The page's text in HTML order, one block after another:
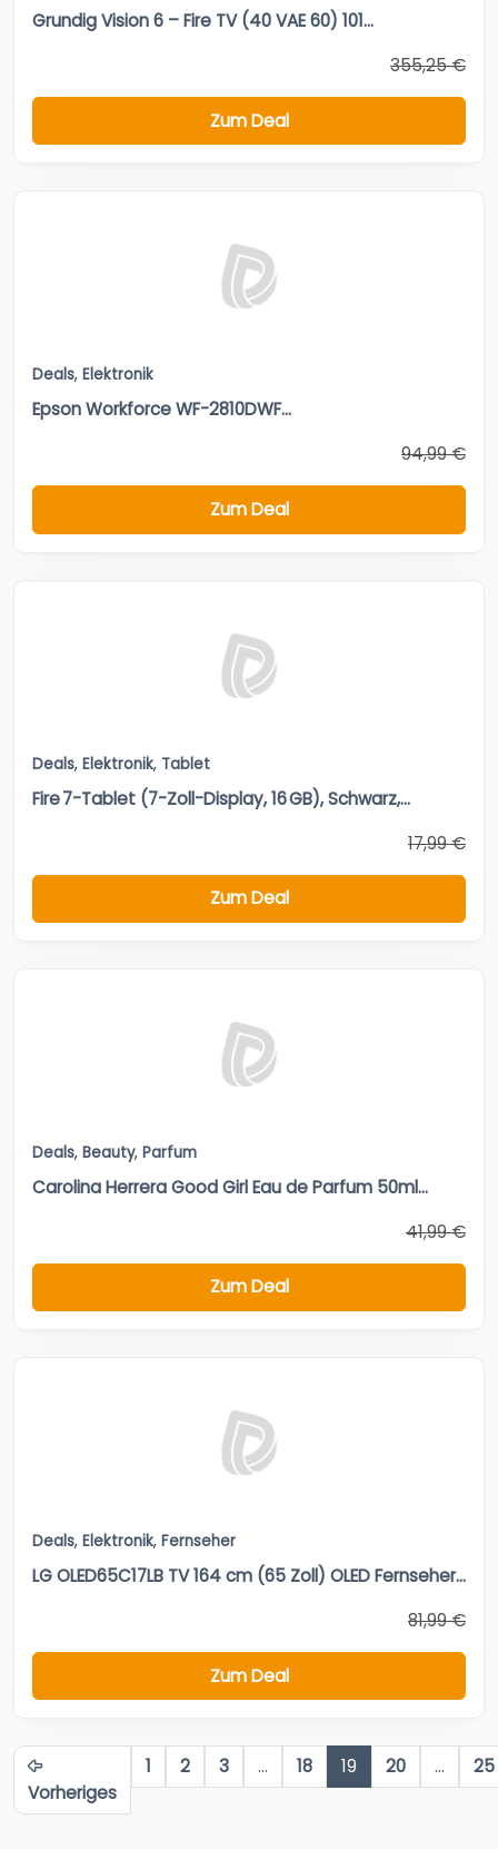
Grundig Vision 6 – Fire TV (40 VAE 60) 101...
355,25 €
Zum Deal
Deals, Elektronik
Epson Workforce WF-2810DWF...
94,99 €
Zum Deal
Deals, Elektronik, Tablet
Fire 7-Tablet (7-Zoll-Display, 16 GB), Schwarz,...
17,99 €
Zum Deal
Deals, Beauty, Parfum
Carolina Herrera Good Girl Eau de Parfum 50ml...
41,99 €
Zum Deal
Deals, Elektronik, Fernseher
LG OLED65C17LB TV 164 cm (65 Zoll) OLED Fernseher...
81,99 €
Zum Deal
Vorheriges
1 2 3 … 18 19 20 … 25